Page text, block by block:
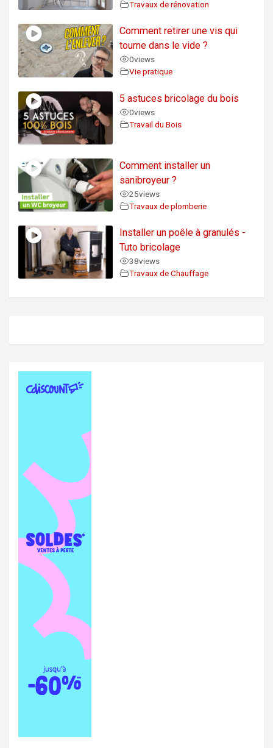
Travaux de rénovation
Comment retirer une vis qui
tourne dans le vide ?
0views
Vie pratique
5 astuces bricolage du bois
0views
Travail du Bois
Comment installer un
sanibroyeur ?
25views
Travaux de plomberie
Installer un poêle à granulés -
Tuto bricolage
38views
Travaux de Chauffage